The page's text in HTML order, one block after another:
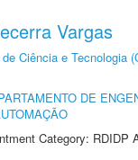
Vargas
Ciência e Tecnologia
DE
Category: RDIDP